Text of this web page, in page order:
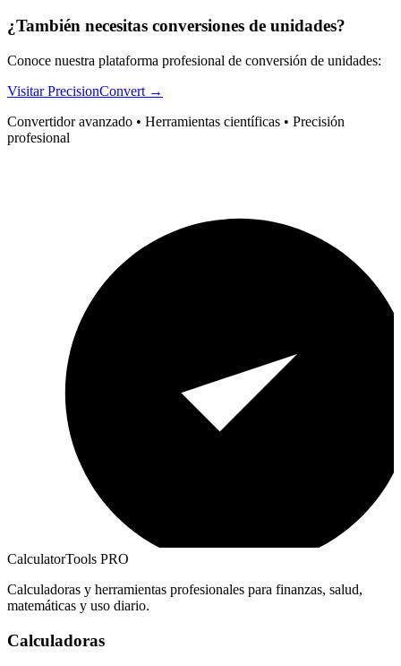
¿También necesitas conversiones de unidades?
Conoce nuestra plataforma profesional de conversión de unidades:
Visitar PrecisionConvert →
Convertidor avanzado • Herramientas científicas • Precisión
profesional
CalculatorTools PRO
Calculadoras y herramientas profesionales para finanzas, salud,
matemáticas y uso diario.
Calculadoras